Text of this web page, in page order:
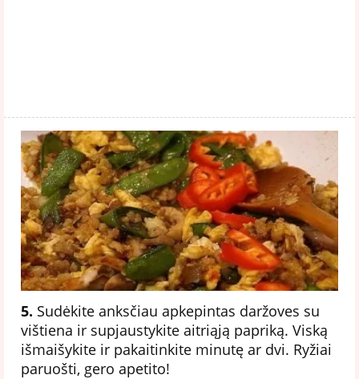
5. Sudėkite anksčiau apkepintas daržoves su
vištiena ir supjaustykite aitriąją papriką. Viską
išmaišykite ir pakaitinkite minutę ar dvi. Ryžiai
paruošti, gero apetito!